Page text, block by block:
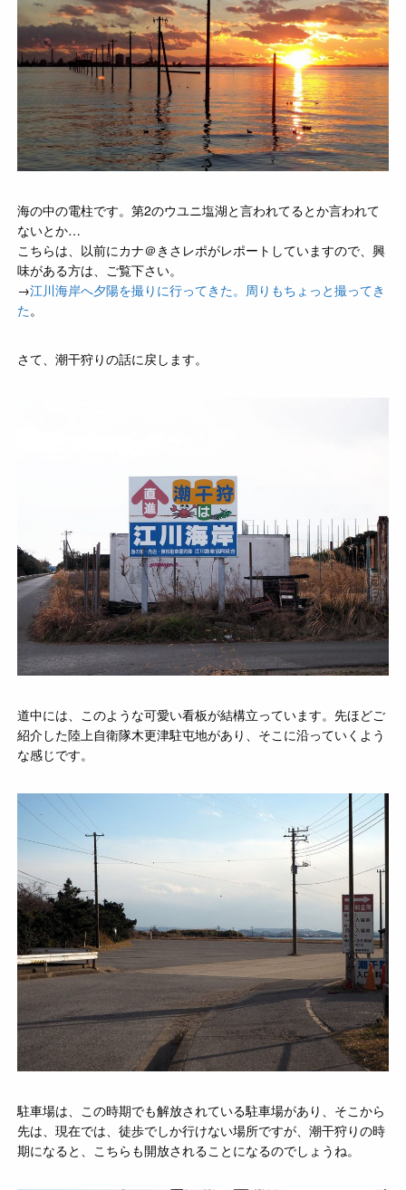
海の中の電柱です。第2のウユニ塩湖と言われてるとか言われて
ないとか…
こちらは、以前にカナ＠きさレポがレポートしていますので、興
味がある方は、ご覧下さい。
→江川海岸へ夕陽を撮りに行ってきた。周りもちょっと撮ってき
た。
さて、潮干狩りの話に戻します。
道中には、このような可愛い看板が結構立っています。先ほどご
紹介した陸上自衛隊木更津駐屯地があり、そこに沿っていくよう
な感じです。
駐車場は、この時期でも解放されている駐車場があり、そこから
先は、現在では、徒歩でしか行けない場所ですが、潮干狩りの時
期になると、こちらも開放されることになるのでしょうね。